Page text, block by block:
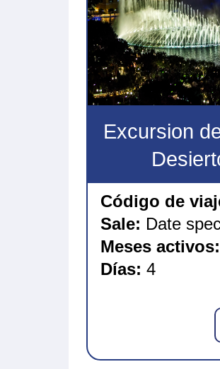
Excursion
Código de
Sale: Date
Meses activos:
Días: 4